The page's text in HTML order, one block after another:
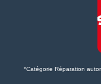
*Catégorie Réparation